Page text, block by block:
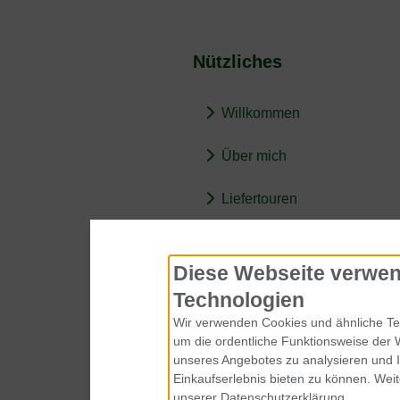
Nützliches
Willkommen
Über mich
Liefertouren
Diese Webseite
Technologien
Wir verwenden Cookies und ähnliche
um die ordentliche Funktionsweise der
unseres Angebotes zu analysieren und
Einkaufserlebnis bieten zu können.